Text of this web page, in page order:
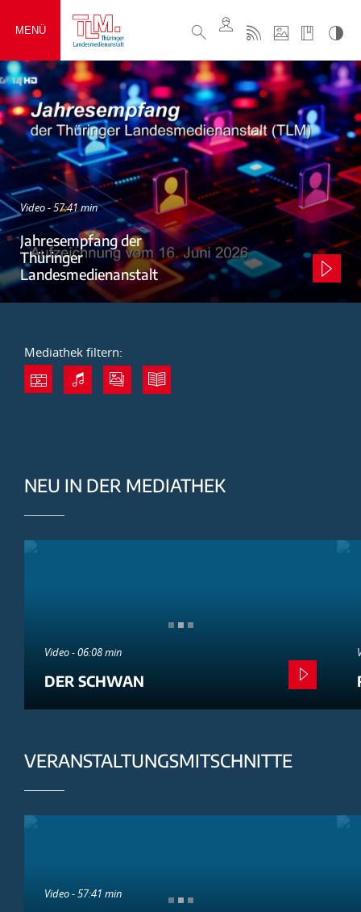
MENÜ
Video - 57:41 min
Jahresempfang der
Thüringer
Landesmedienanstalt
Mediathek filtern:
NEU IN DER MEDIATHEK
Video - 06:08 min
DER SCHWAN
VERANSTALTUNGSMITSCHNITTE
Video - 57:41 min